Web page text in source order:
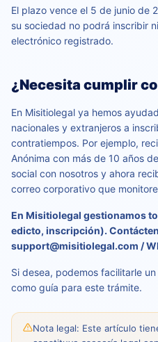
El plazo vence el 5 de junio de
su sociedad no podrá inscribir
electrónico registrado.
¿Necesita cumplir
En Misitiolegal ya hemos
nacionales y extranjeros a
contratiempos. Por ejemplo,
Anónima con más de 10 años
social con nosotros y ahora
correo corporativo que
En Misitiolegal gestionamos
edicto, inscripción).
support@misitiolegal.com /
Si desea, podemos facilitarle
como guía para este trámite.
Nota legal: Este artículo